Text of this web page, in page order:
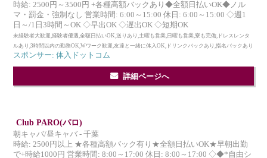
時給: 2500円～3500円 +各種高額バックあり◆全額日払いOK◆ノル
マ・罰金・強制なし 営業時間: 6:00～15:00 休日: 6:00～15:00 ◇週1
日～/1日3時間～OK ◇早出OK ◇遅出OK ◇短期OK
未経験者大歓迎,経験者優遇,全額日払いOK,送りあり,土曜も営業,日曜も営業,寮も完備,ドレスレンタ
ルあり,3時間以内の勤務OK,Wワーク歓迎,友達と一緒に体入OK,ドリンクバックあり,指名バックあり
スポンサー: 体入ドットコム
詳細ページへ
Club PARO(パロ)
朝キャバ/昼キャバ - 千葉
時給: 2500円以上 ★各種高額バック有り★全額日払いOK★早朝出勤
で+時給1000円 営業時間: 8:00～17:00 休日: 8:00～17:00 ◇◆*自由シ